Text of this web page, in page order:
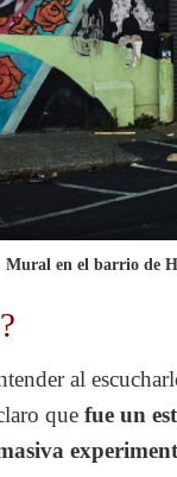
Mural en el barrio de
al
que fue un